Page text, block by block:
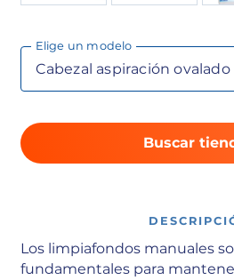
Elige un modelo
Buscar
Los limpiafondos manuales
fundamentales para